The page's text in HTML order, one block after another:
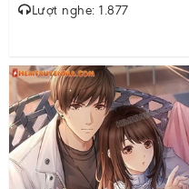
Lượt nghe: 1.877